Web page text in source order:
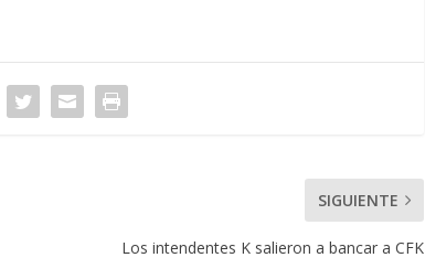
SIGUIENTE
Los intendentes K salieron a bancar a CFK